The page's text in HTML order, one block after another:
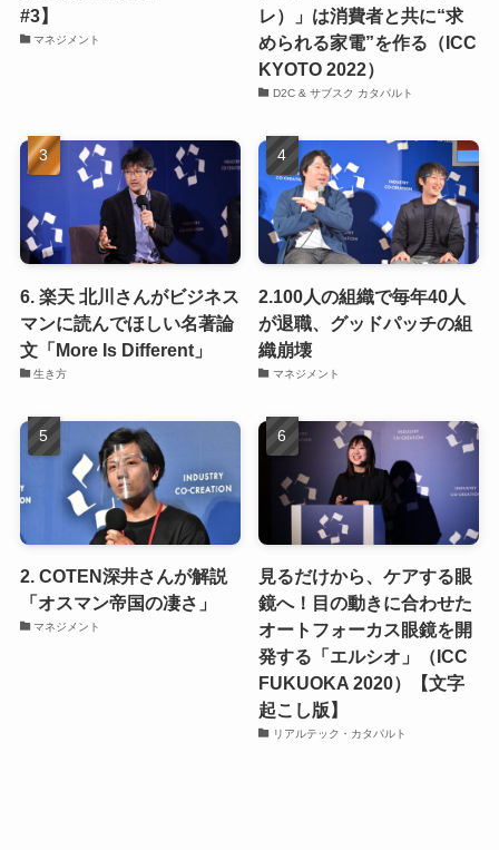
#3】
マネジメント
レ）」は消費者と共に“求
められる家電”を作る（ICC
KYOTO 2022）
D2C & サブスク カタパルト
6. 楽天 北川さんがビジネス
マンに読んでほしい名著論
文「More Is Different」
生き方
2.100人の組織で毎年40人
が退職、グッドパッチの組
織崩壊
マネジメント
2. COTEN深井さんが解説
「オスマン帝国の凄さ」
マネジメント
見るだけから、ケアする眼
鏡へ！目の動きに合わせた
オートフォーカス眼鏡を開
発する「エルシオ」（ICC
FUKUOKA 2020）【文字
起こし版】
リアルテック・カタパルト